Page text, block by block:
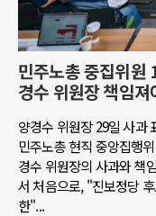
민주노총 중집위원
경수 위원장 책임
양경수 위원장 29일 사과
민주노총 현직 중앙집행
경수 위원장의 사과와 책
서 처음으로, "진보정당
한"...